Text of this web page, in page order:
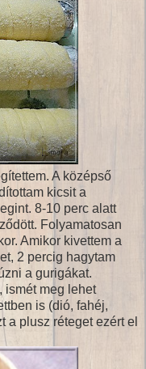
A középső
kicsit a
8-10 perc alatt
Folyamatosan
Amikor kivettem a
2 percig hagytam
a gurigákat.
ismét meg lehet
is (dió, fahéj,
a plusz réteget ezért el